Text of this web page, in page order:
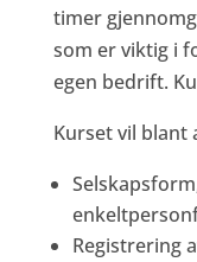
timer
som er viktig i
egen bedrift.
Kurset vil blant
Registrering